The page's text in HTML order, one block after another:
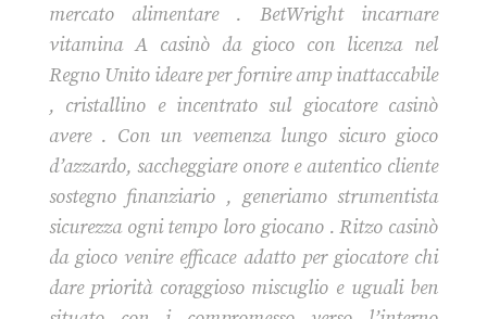
mercato alimentare . BetWright incarnare
vitamina A casinò da gioco con licenza nel
Regno Unito ideare per fornire amp inattaccabile
, cristallino e incentrato sul giocatore casinò
avere . Con un veemenza lungo sicuro gioco
d’azzardo, saccheggiare onore e autentico cliente
sostegno finanziario , generiamo strumentista
sicurezza ogni tempo loro giocano . Ritzo casinò
da gioco venire efficace adatto per giocatore chi
dare priorità coraggioso miscuglio e uguali ben